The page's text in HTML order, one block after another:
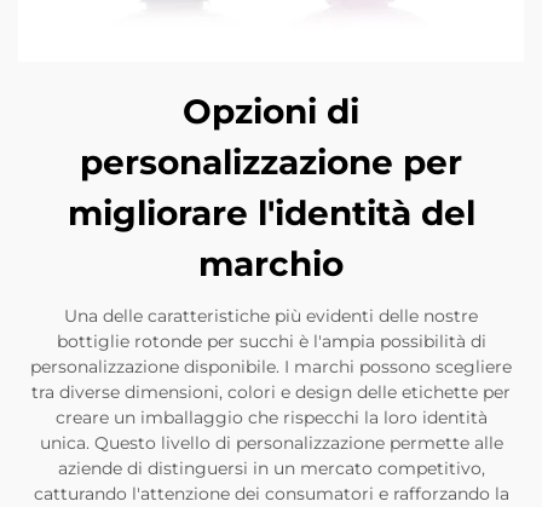
Opzioni di
personalizzazione per
migliorare l'identità del
marchio
Una delle caratteristiche più evidenti delle nostre
bottiglie rotonde per succhi è l'ampia possibilità di
personalizzazione disponibile. I marchi possono scegliere
tra diverse dimensioni, colori e design delle etichette per
creare un imballaggio che rispecchi la loro identità
unica. Questo livello di personalizzazione permette alle
aziende di distinguersi in un mercato competitivo,
catturando l'attenzione dei consumatori e rafforzando la